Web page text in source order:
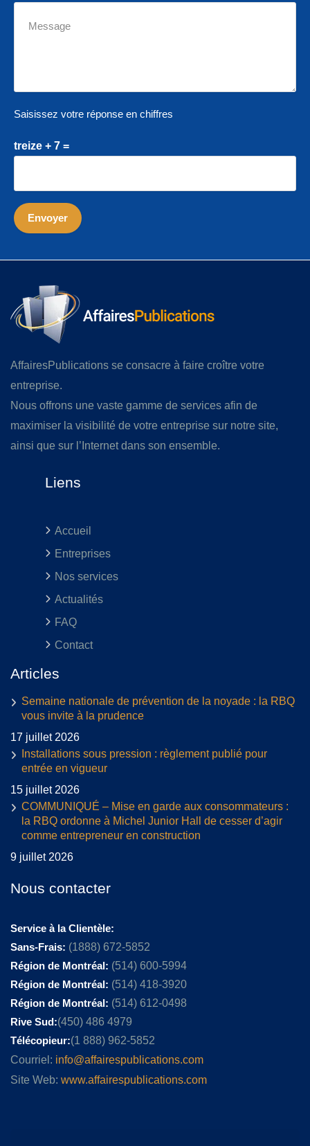
Saisissez votre réponse en chiffres
treize + 7 =
AffairesPublications se consacre à faire croître votre
entreprise.
Nous offrons une vaste gamme de services afin de
maximiser la visibilité de votre entreprise sur notre site,
ainsi que sur l’Internet dans son ensemble.
Liens
Accueil
Entreprises
Nos services
Actualités
FAQ
Contact
Articles
Semaine nationale de prévention de la noyade : la RBQ
vous invite à la prudence
17 juillet 2026
Installations sous pression : règlement publié pour
entrée en vigueur
15 juillet 2026
COMMUNIQUÉ – Mise en garde aux consommateurs :
la RBQ ordonne à Michel Junior Hall de cesser d’agir
comme entrepreneur en construction
9 juillet 2026
Nous contacter
Service à la Clientèle:
Sans-Frais: (1888) 672-5852
Région de Montréal: (514) 600-5994
Région de Montréal: (514) 418-3920
Région de Montréal: (514) 612-0498
Rive Sud:(450) 486 4979
Télécopieur:(1 888) 962-5852
Courriel: info@affairespublications.com
Site Web: www.affairespublications.com